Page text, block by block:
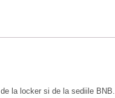
la locker si de la sediile BNB.